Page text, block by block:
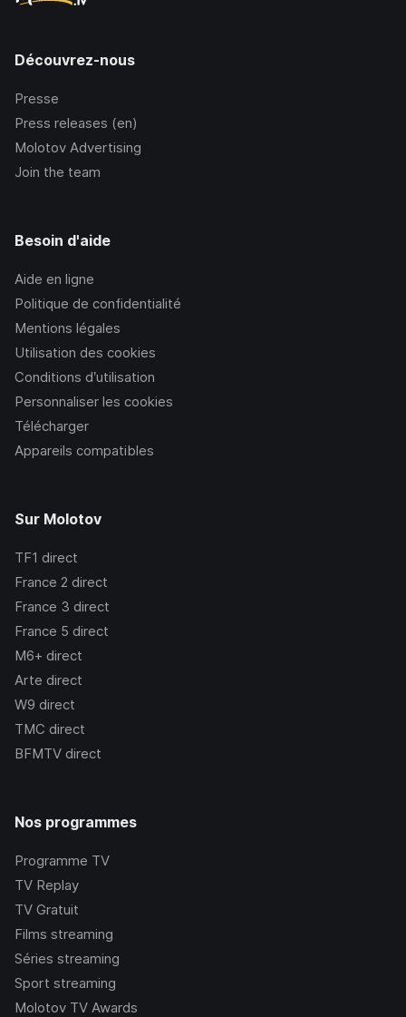
Découvrez-nous
Presse
Press releases (en)
Molotov Advertising
Join the team
Besoin d'aide
Aide en ligne
Politique de confidentialité
Mentions légales
Utilisation des cookies
Conditions d’utilisation
Personnaliser les cookies
Télécharger
Appareils compatibles
Sur Molotov
TF1 direct
France 2 direct
France 3 direct
France 5 direct
M6+ direct
Arte direct
W9 direct
TMC direct
BFMTV direct
Nos programmes
Programme TV
TV Replay
TV Gratuit
Films streaming
Séries streaming
Sport streaming
Molotov TV Awards